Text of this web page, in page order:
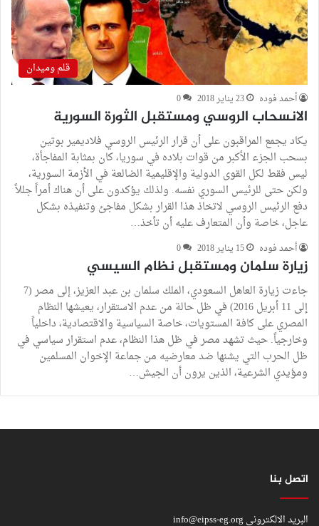
قلم وميدان
أحمد فوده 23 يناير 2018 0
الانسحاب الروسي ومستقبل الثورة السورية
يكاد يجمع المراقبون على أن قرار الرئيس الروسي فلاديمير بوتين
بسحب الجزء الأكبر من قوات بلاده في سوريا، كان بمثابة المفاجأة،
ليس فقط لكل القوى الدولية والإقليمية الضالعة في الأزمة السورية،
ولكن حتى للرئيس السوري نفسه. ولذلك يؤكدون على أن هناك أمراً جللاً
دفع الرئيس الروسي لاتخاذ هذا القرار بشكل مفاجئ وتنفيذه بشكل
عاجل، خاصة وأن المتعارف عليه أن تأخذ…
أحمد فوده 15 يناير 2018 0
زيارة سلمان ومستقبل نظام السيسي
جاءت زيارة العاهل السعودي، الملك سلمان بن عبد العزيز، إلى مصر (7
إلى 11 أبريل 2016) في ظل حالة من عدم الاستقرار، يعيشها النظام
المصري على كافة المستويات، خاصة السياسية والاقتصادية، داخلياً
وخارجياً. حيث تشهد مصر في ظل هذا النظام، عدم استقرار سياسي في
ظل الحرب التي يشنها ضد معارضيه من جماعة الإخوان المسلمين
ومؤيدي الشرعية، الذين يرون أن الجيش…
اتصل بنا
البريد الالكترونيinfo@eipss-eg.org